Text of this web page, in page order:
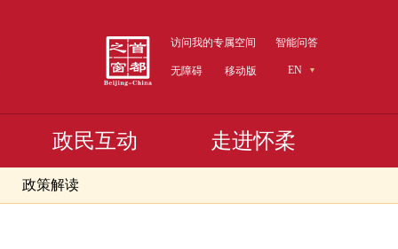
访问我的专属空间 智能问答
无障碍 移动版 EN
政策解读
政民互动 走进怀柔